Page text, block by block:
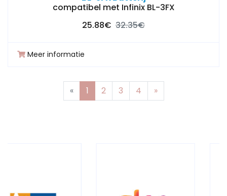
compatibel met Infinix BL-3FX
25.88€ 32.35€
Meer informatie
«Previous
1 2 3 4 »Next